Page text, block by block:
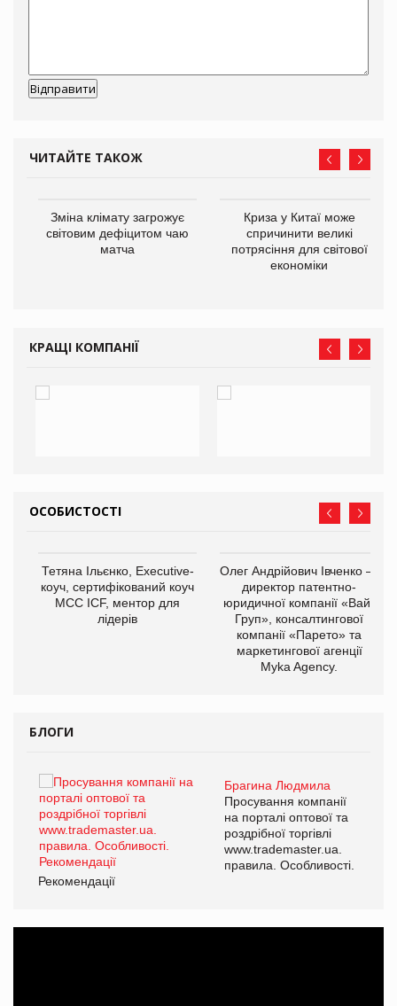
ЧИТАЙТЕ ТАКОЖ
Зміна клімату загрожує
світовим дефіцитом чаю
матча
Криза у Китаї може
спричинити великі
потрясіння для світової
економіки
КРАЩІ КОМПАНІЇ
ОСОБИСТОСТІ
Тетяна Ільєнко, Executive-
коуч, сертифікований коуч
МСС ICF, ментор для
лідерів
Олег Андрійович Івченко —
директор патентно-
юридичної компанії «Вайз
Груп», консалтингової
компанії «Парето» та
маркетингової агенції
Myka Agency.
БЛОГИ
Брагина Людмила
Просування компанії
на порталі оптової та
роздрібної торгівлі
www.trademaster.ua.
правила. Особливості.
Рекомендації